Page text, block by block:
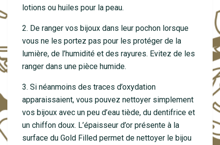
lotions ou huiles pour la peau.
2. De ranger vos bijoux dans leur pochon lorsque
vous ne les portez pas pour les protéger de la
lumière, de l’humidité et des rayures. Evitez de les
ranger dans une pièce humide.
3. Si néanmoins des traces d’oxydation
apparaissaient, vous pouvez nettoyer simplement
vos bijoux avec un peu d’eau tiède, du dentifrice et
un chiffon doux. L’épaisseur d’or présente à la
surface du Gold Filled permet de nettoyer le bijou